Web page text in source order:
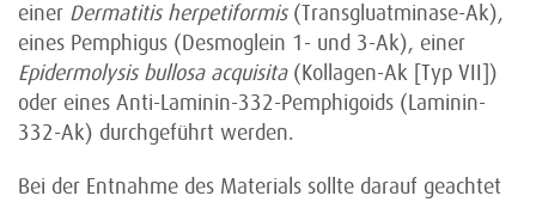
einer Dermatitis herpetiformis(Transgluatminase-Ak),
eines Pemphigus (Desmoglein 1- und 3-Ak), einer
Epidermolysis bullosa acquisita (Kollagen-Ak [Typ VII])
oder eines Anti-Laminin-332-Pemphigoids (Laminin-
332-Ak) durchgeführt werden.
Bei der Entnahme des Materials sollte darauf geachtet